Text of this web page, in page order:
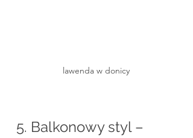
lawenda w donicy
5. Balkonowy styl –